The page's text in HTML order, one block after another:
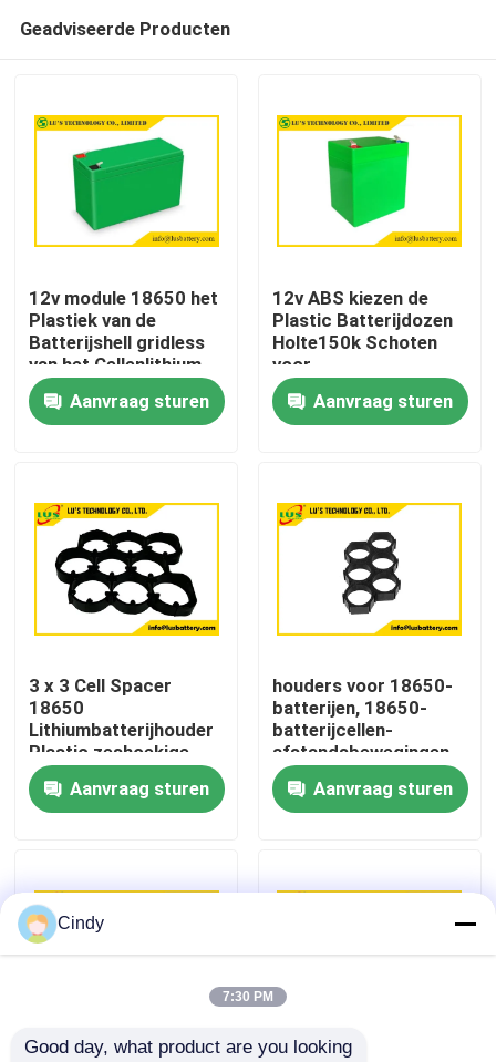
Huis
Ongeveer ons
Fabrieksreis
Kwaliteitscontrole
Contacteer ons
Gevallen
Het Dioxydebatterij van het lithiummangaan
Geadviseerde Producten
12v module 18650 het
Plastiek van de
Batterijshell gridless
van het Cellenlithium
Aanvraag sturen
12v ABS kiezen de
Plastic Batterijdozen
Holte150k Schoten
voor
Zonnestraatlantaarn
uit
Aanvraag sturen
3 x 3 Cell Spacer
18650
Lithiumbatterijhouder
Plastic zeshoekige
celhouders 18650 3 *
3 spacersAanvraag sturen
houders voor 18650-
batterijen, 18650-
batterijcellen-
afstandsbewegingen,
stralingsbatterij-
afstandsbewegingen,
18650, 21700 en
Aanvraag sturen
Cindy
7:30 PM
Good day, what product are you looking